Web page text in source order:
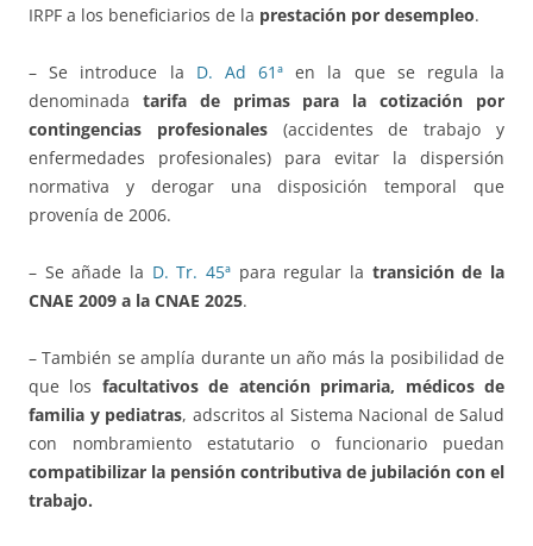
IRPF a los beneficiarios de la prestación por desempleo.
– Se introduce la D. Ad 61ª en la que se regula la
denominada tarifa de primas para la cotización por
contingencias profesionales(accidentes de trabajo y
enfermedades profesionales) para evitar la dispersión
normativa y derogar una disposición temporal que
provenía de 2006.
– Se añade la D. Tr. 45ª para regular la transición de la
CNAE 2009 a la CNAE 2025.
– También se amplía durante un año más la posibilidad de
que los facultativos de atención primaria, médicos de
familia y pediatras, adscritos al Sistema Nacional de Salud
con nombramiento estatutario o funcionario puedan
compatibilizar la pensión contributiva de jubilación con el
trabajo.